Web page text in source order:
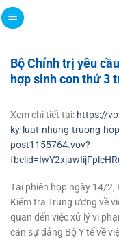
Bỏ
qua
dung
Bộ Chính trị yêu
hợp sinh con thứ 3
Xem chi tiết tại: https://
ky-luat-nhung-truong-
post1155764.vov?
Tại phiên họp ngày 14/2,
Kiểm tra Trung ương về
quan đến việc xử lý vi
cán sự đảng Bộ Y tế về